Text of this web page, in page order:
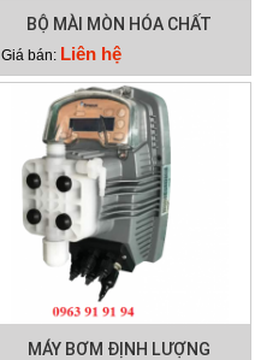
BỘ MÀI MÒN HÓA CHẤT
EMAUX CLL-50
Giá bán: Liên hệ
MÁY BƠM ĐỊNH LƯỢNG